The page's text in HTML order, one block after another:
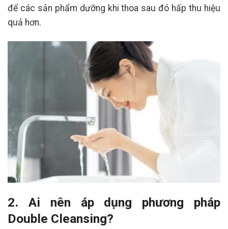
để các sản phẩm dưỡng khi thoa sau đó hấp thu hiệu
quả hơn.
2. Ai nên áp dụng phương pháp
Double Cleansing?